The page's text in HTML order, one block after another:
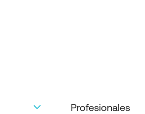
Profesionales